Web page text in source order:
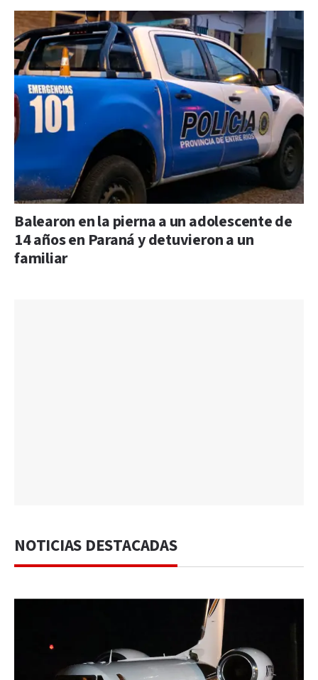
Balearon en la pierna a un adolescente de
14 años en Paraná y detuvieron a un
familiar
NOTICIAS DESTACADAS